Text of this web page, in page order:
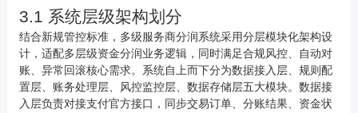
3.1 系统层级架构划分
结合新规管控标准，多级服务商分润系统采用分层模块化架构设
计，适配多层级资金分润业务逻辑，同时满足合规风控、自动对
账、异常回滚核心需求。系统自上而下分为数据接入层、规则配
置层、账务处理层、风控监控层、数据存储层五大模块。数据接
入层负责对接支付官方接口，同步交易订单、分账结果、资金状